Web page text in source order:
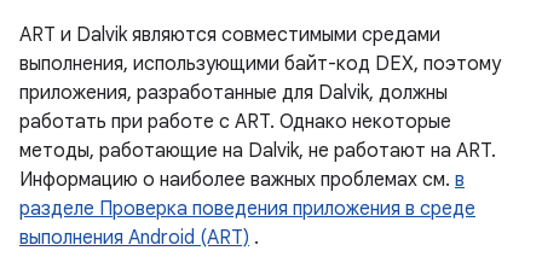
ART и Dalvik являются совместимыми средами
выполнения, использующими байт-код DEX, поэтому
приложения, разработанные для Dalvik, должны
работать при работе с ART. Однако некоторые
методы, работающие на Dalvik, не работают на ART.
Информацию о наиболее важных проблемах см. в
разделе Проверка поведения приложения в среде
выполнения Android (ART) .